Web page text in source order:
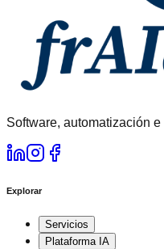
Software, automatización
Explorar
Servicios
Plataforma IA